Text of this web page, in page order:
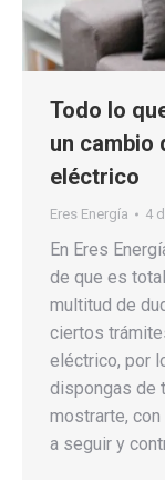
Todo lo
un cambio
eléctrico
Eres Energía 4
En Eres
de que es
multitud de
ciertos
eléctrico, por
dispongas de
mostrarte,
a seguir y